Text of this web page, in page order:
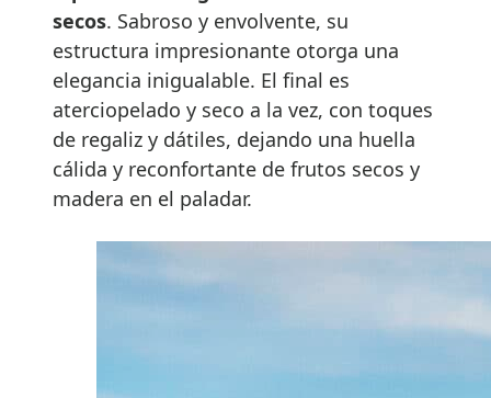
secos. Sabroso y envolvente, su
estructura impresionante otorga una
elegancia inigualable. El final es
aterciopelado y seco a la vez, con toques
de regaliz y dátiles, dejando una huella
cálida y reconfortante de frutos secos y
madera en el paladar.